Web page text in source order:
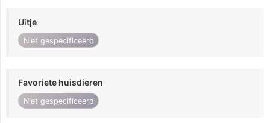
Uitje
Niet gespecificeerd
Favoriete huisdieren
Niet gespecificeerd